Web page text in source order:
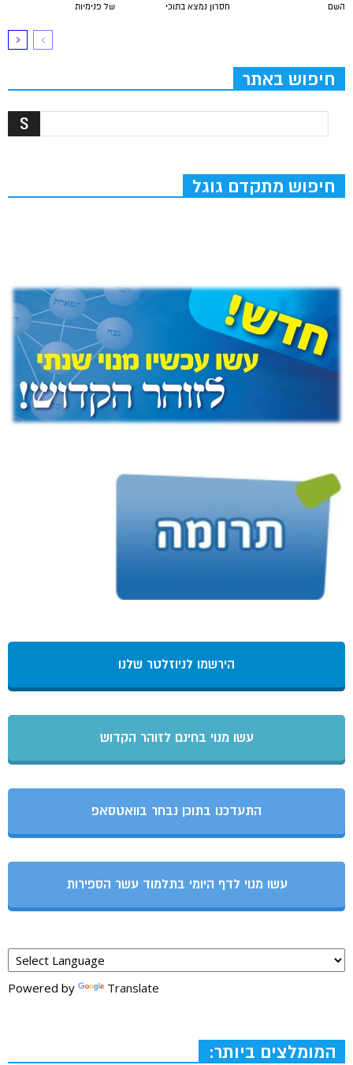
של פנימיות
חסרון נמצא בתוכי
השם
חיפוש באתר
חיפוש מתקדם גוגל
הירשמו לניוזלטר שלנו
עשו מנוי בחינם לזוהר הקדוש
התעדכנו בתוכן נבחר בוואטסאפ
עשו מנוי לדף היומי בתלמוד עשר הספירות
Powered by Translate
המומלצים ביותר: